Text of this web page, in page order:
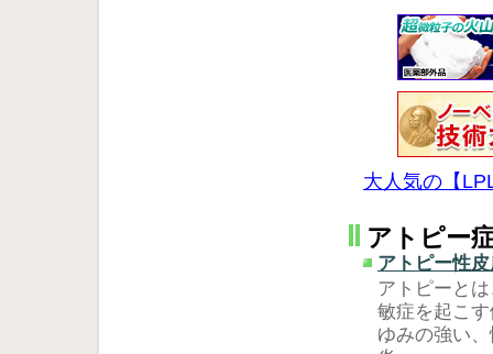
大人気の【
アトピー
アトピー性
アトピーと
敏症を起こ
ゆみの強い